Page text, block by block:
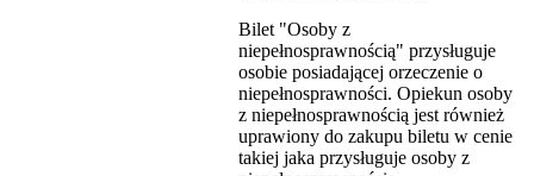
Bilet "Osoby z
niepełnosprawnością" przysługuje
osobie posiadającej orzeczenie o
niepełnosprawności. Opiekun osoby
z niepełnosprawnością jest również
uprawiony do zakupu biletu w cenie
takiej jaka przysługuje osoby z